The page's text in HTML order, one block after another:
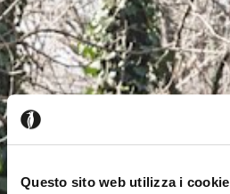
Questo sito web utilizza i cookie